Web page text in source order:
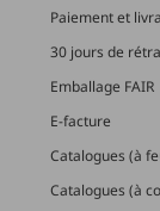
Paiement et
30 jours de
Emballage FAIR
E-facture
Catalogues (à
Catalogues (à